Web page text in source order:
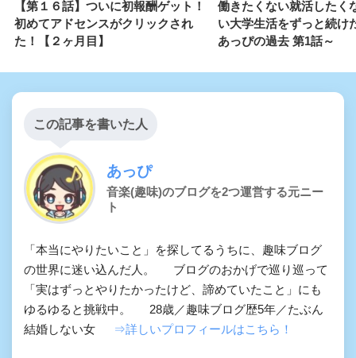
【第１６話】ついに初報酬ゲット！
初めてアドセンスがクリックされ
た！【２ヶ月目】
働きたくない就活したく
い大学生活をずっと続け
あっぴの過去 第1話～
この記事を書いた人
あっぴ
音楽(趣味)のブログを2つ運営する元ニー
ト
「本当にやりたいこと」を探してるうちに、趣味ブログ
の世界に迷い込んだ人。 ブログのおかげで巡り巡って
「実はずっとやりたかったけど、諦めていたこと」にも
ゆるゆると挑戦中。 28歳／趣味ブログ歴5年／たぶん
結婚しない女
⇒詳しいプロフィールはこちら！